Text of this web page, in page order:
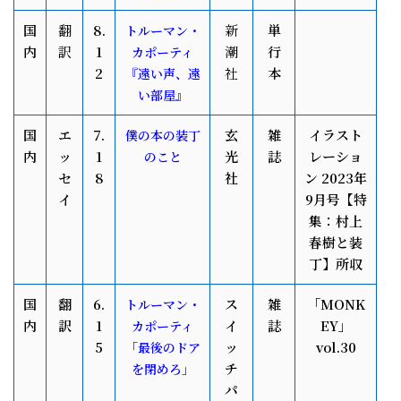
国
内
翻
訳
8.
1
2
トルーマン・
カポーティ
『遠い声、遠
い部屋』
新
潮
社
単
行
本
国
内
エ
ッ
セ
イ
7.
1
8
僕の本の装丁
のこと
玄
光
社
雑
誌
イラスト
レーショ
ン 2023年
9月号【特
集：村上
春樹と装
丁】所収
国
内
翻
訳
6.
1
5
トルーマン・
カポーティ
「最後のドア
を閉めろ」
ス
イ
ッ
チ
パ
雑
誌
「MONK
EY」
vol.30